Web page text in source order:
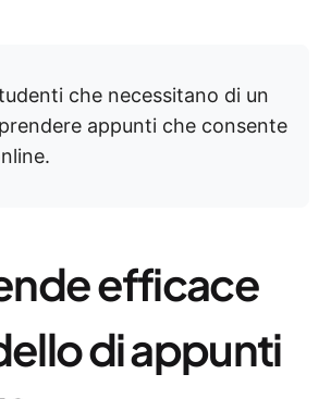
che necessitano di un
appunti che consente
efficace
di appunti